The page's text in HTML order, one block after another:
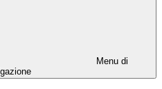
Menu di